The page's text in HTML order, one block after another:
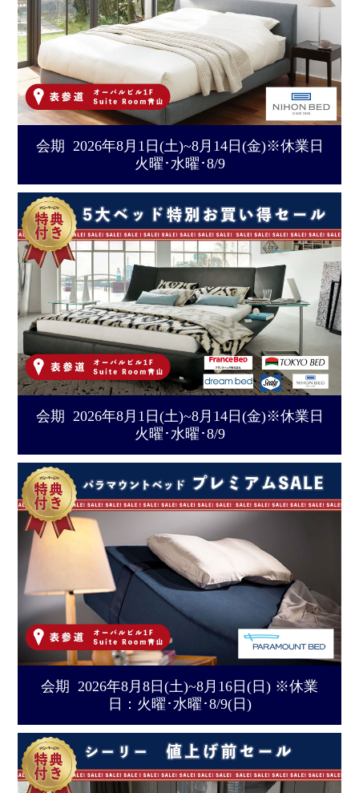
会期 2026年8月1日(土)~8月14日(金)※休業日
火曜･水曜･8/9
会期 2026年8月1日(土)~8月14日(金)※休業日
火曜･水曜･8/9
会期 2026年8月8日(土)~8月16日(日) ※休業
日：火曜･水曜･8/9(日)